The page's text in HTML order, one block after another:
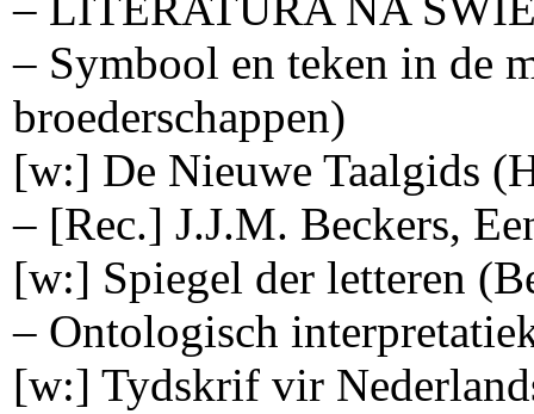
– Symbool en teken in de
broederschappen)
[w:] De Nieuwe Taalgids
– [Rec.] J.J.M. Beckers,
[w:] Spiegel der letteren
– Ontologisch
[w:] Tydskrif vir